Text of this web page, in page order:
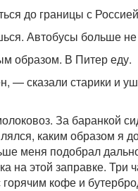
до границы с
Автобусы больше не
образом. В Питер еду.
— сказали старики и
За баранкой
каким образом я
меня подобрал
на этой заправке.
горячим кофе и